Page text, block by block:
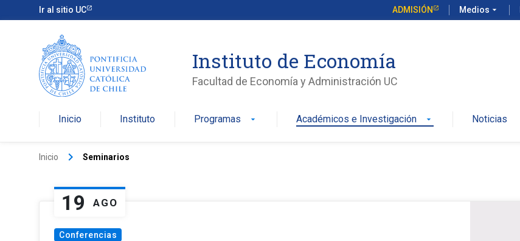
Ir al sitio UC ADMISIÓN Medios arrow_drop_down
Instituto de Economía
Facultad de Economía y Administración UC
Inicio Instituto Programas arrow_drop_down Académicos e Investigación arrow_drop_down Noticias
Inicio keyboard_arrow_right Seminarios
19 AGO
Conferencias